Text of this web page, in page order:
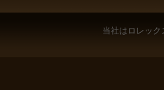
当社は ロレック